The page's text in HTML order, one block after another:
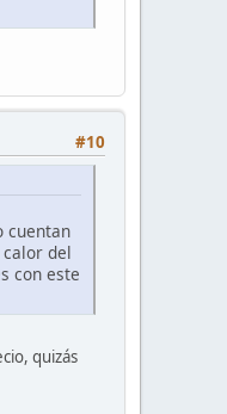
#10
cuentan
del
con este
quizás